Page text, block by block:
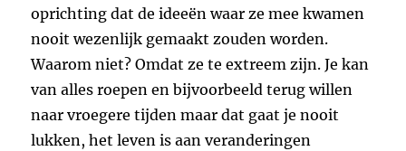
oprichting dat de ideeën waar ze mee kwamen
nooit wezenlijk gemaakt zouden worden.
Waarom niet? Omdat ze te extreem zijn. Je kan
van alles roepen en bijvoorbeeld terug willen
naar vroegere tijden maar dat gaat je nooit
lukken, het leven is aan veranderingen